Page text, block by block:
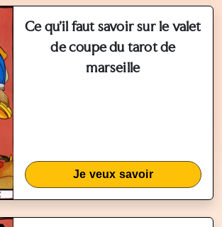
Ce qu'il faut savoir sur le valet
de coupe du tarot de
marseille
Je veux savoir